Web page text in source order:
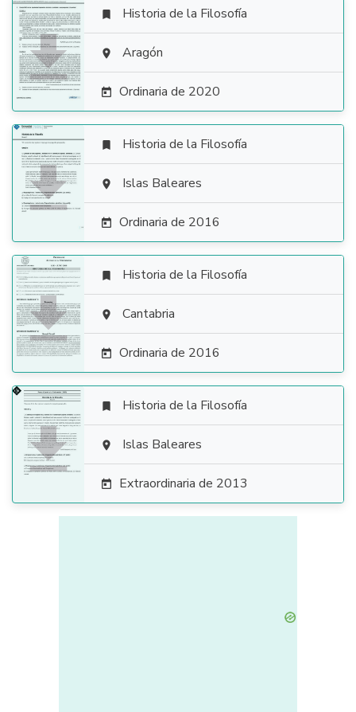

 Historia de la Filosofía
 Aragón
 Ordinaria de 2020

 Historia de la Filosofía
 Islas Baleares
 Ordinaria de 2016

 Historia de la Filosofía
 Cantabria
 Ordinaria de 2016

 Historia de la Filosofía
 Islas Baleares
 Extraordinaria de 2013